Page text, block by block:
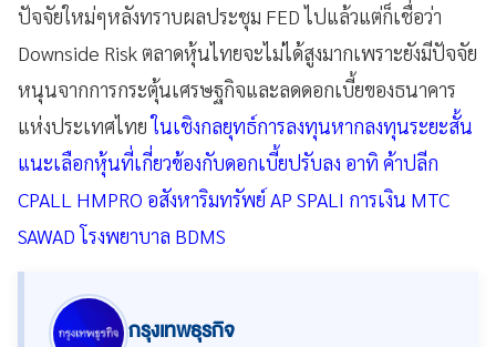
ปัจจัยใหม่ๆหลังทราบผลประชุม FED ไปแล้วแต่ก็เชื่อว่า
Downside Risk ตลาดหุ้นไทยจะไม่ได้สูงมากเพราะยังมีปัจจัย
หนุนจากการกระตุ้นเศรษฐกิจและลดดอกเบี้ยของธนาคาร
แห่งประเทศไทยในเชิงกลยุทธ์การลงทุนหากลงทุนระยะสั้น
แนะเลือกหุ้นที่เกี่ยวข้องกับดอกเบี้ยปรับลง อาทิ ค้าปลีก
CPALL HMPRO อสังหาริมทรัพย์ AP SPALI การเงิน MTC
SAWAD โรงพยาบาล BDMS
กรุงเทพธุรกิจ